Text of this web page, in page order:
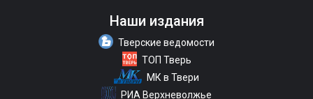
Наши издания
Тверские ведомости
ТОП Тверь
МК в Твери
РИА Верхневолжье